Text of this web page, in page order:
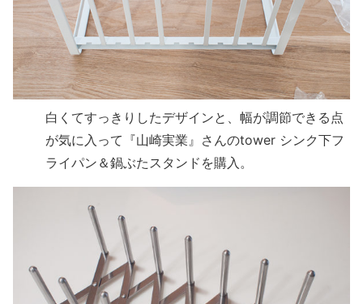
白くてすっきりしたデザインと、幅が調節できる点
が気に入って『山崎実業』さんのtower シンク下フ
ライパン＆鍋ぶたスタンドを購入。